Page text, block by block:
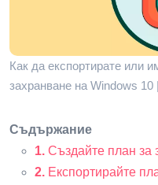
Как да експортирате или
захранване на Windows
Съдържание
1. Създайте план за
2. Експортирайте